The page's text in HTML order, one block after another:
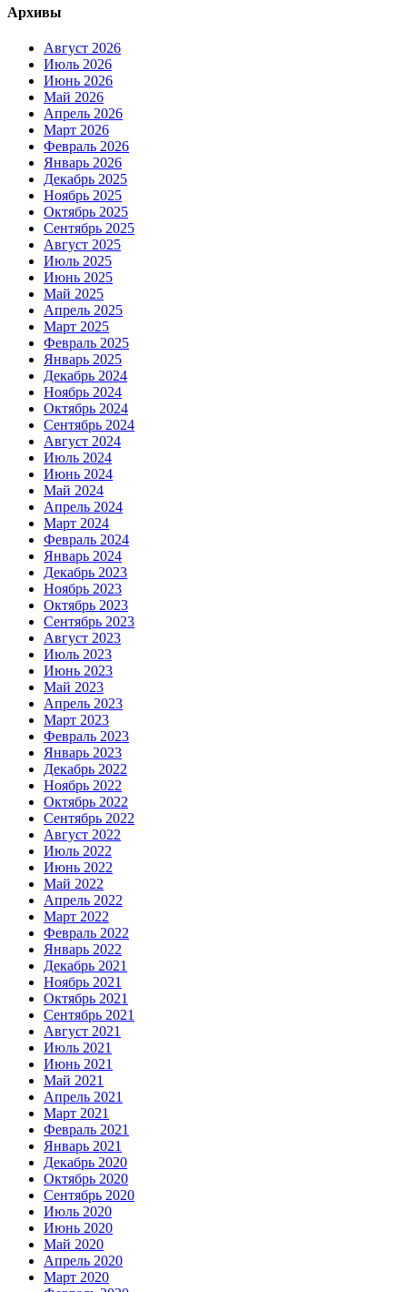
Архивы
Август 2026
Июль 2026
Июнь 2026
Май 2026
Апрель 2026
Март 2026
Февраль 2026
Январь 2026
Декабрь 2025
Ноябрь 2025
Октябрь 2025
Сентябрь 2025
Август 2025
Июль 2025
Июнь 2025
Май 2025
Апрель 2025
Март 2025
Февраль 2025
Январь 2025
Декабрь 2024
Ноябрь 2024
Октябрь 2024
Сентябрь 2024
Август 2024
Июль 2024
Июнь 2024
Май 2024
Апрель 2024
Март 2024
Февраль 2024
Январь 2024
Декабрь 2023
Ноябрь 2023
Октябрь 2023
Сентябрь 2023
Август 2023
Июль 2023
Июнь 2023
Май 2023
Апрель 2023
Март 2023
Февраль 2023
Январь 2023
Декабрь 2022
Ноябрь 2022
Октябрь 2022
Сентябрь 2022
Август 2022
Июль 2022
Июнь 2022
Май 2022
Апрель 2022
Март 2022
Февраль 2022
Январь 2022
Декабрь 2021
Ноябрь 2021
Октябрь 2021
Сентябрь 2021
Август 2021
Июль 2021
Июнь 2021
Май 2021
Апрель 2021
Март 2021
Февраль 2021
Январь 2021
Декабрь 2020
Октябрь 2020
Сентябрь 2020
Июль 2020
Июнь 2020
Май 2020
Апрель 2020
Март 2020